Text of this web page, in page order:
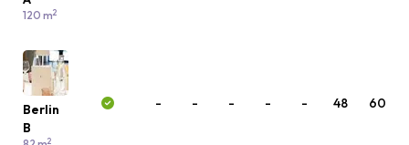
120 m2
Berlin
B
2
- - - - - 48 60